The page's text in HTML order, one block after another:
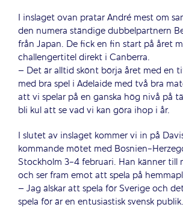
I inslaget ovan pratar André mest om
den numera ständige dubbelpartnern
från Japan. De fick en fin start på året
challengertitel direkt i Canberra.
– Det är alltid skönt börja året med en
med bra spel i Adelaide med två bra
att vi spelar på en ganska hög nivå på
bli kul att se vad vi kan göra ihop i år.
I slutet av inslaget kommer vi in på
kommande mötet med Bosnien-
Stockholm 3-4 februari. Han känner till
och ser fram emot att spela på
– Jag älskar att spela för Sverige och
spela för är en entusiastisk svensk publik.